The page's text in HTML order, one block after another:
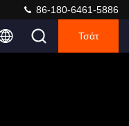
86-180-6461-5886
Τσάτ